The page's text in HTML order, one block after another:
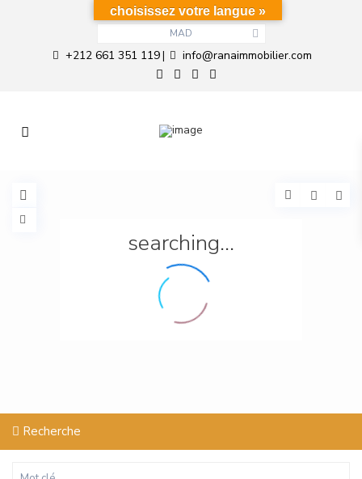
MAD
+212 661 351 119| info@ranaimmobilier.com
searching...
Recherche
choisissez votre langue »